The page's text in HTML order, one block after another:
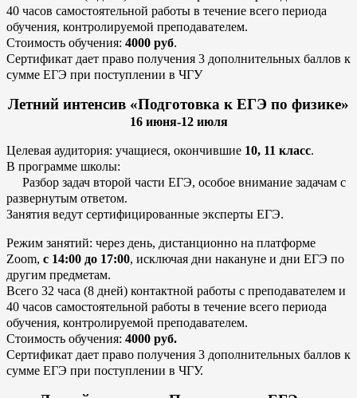
40 часов самостоятельной работы в течение всего периода
обучения, контролируемой преподавателем.
Стоимость обучения: 4000 руб.
Сертификат дает право получения 3 дополнительных баллов к
сумме ЕГЭ при поступлении в ЧГУ
Летний интенсив «Подготовка к ЕГЭ по физике»
16 июня-12 июля
Целевая аудитория: учащиеся, окончившие 10, 11 класс.
В программе школы:
Разбор задач второй части ЕГЭ, особое внимание задачам с
развернутым ответом.
Занятия ведут сертифицированные эксперты ЕГЭ.
Режим занятий: через день, дистанционно на платформе
Zoom, с 14:00 до 17:00, исключая дни накануне и дни ЕГЭ по
другим предметам.
Всего 32 часа (8 дней) контактной работы с преподавателем и
40 часов самостоятельной работы в течение всего периода
обучения, контролируемой преподавателем.
Стоимость обучения: 4000 руб.
Сертификат дает право получения 3 дополнительных баллов к
сумме ЕГЭ при поступлении в ЧГУ.